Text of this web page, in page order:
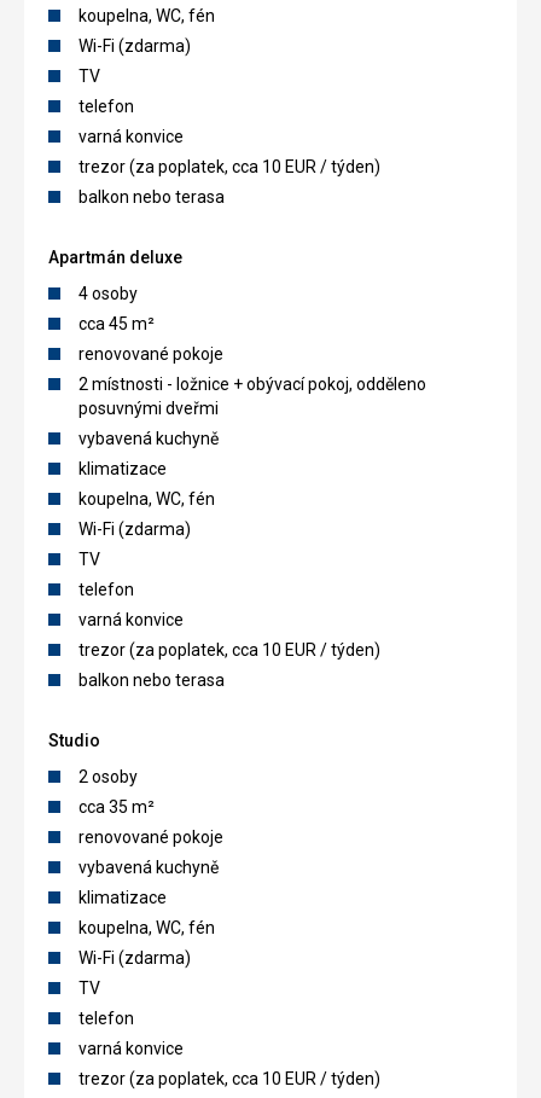
koupelna, WC, fén
Wi-Fi (zdarma)
TV
telefon
varná konvice
trezor (za poplatek, cca 10 EUR / týden)
balkon nebo terasa
Apartmán deluxe
4 osoby
cca 45 m²
renovované pokoje
2 místnosti - ložnice + obývací pokoj, odděleno
posuvnými dveřmi
vybavená kuchyně
klimatizace
koupelna, WC, fén
Wi-Fi (zdarma)
TV
telefon
varná konvice
trezor (za poplatek, cca 10 EUR / týden)
balkon nebo terasa
Studio
2 osoby
cca 35 m²
renovované pokoje
vybavená kuchyně
klimatizace
koupelna, WC, fén
Wi-Fi (zdarma)
TV
telefon
varná konvice
trezor (za poplatek, cca 10 EUR / týden)